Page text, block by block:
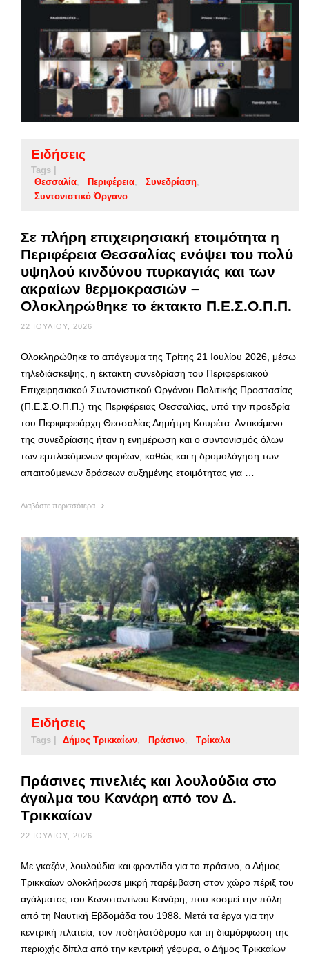
Ειδήσεις
Tags |
Θεσσαλία
Περιφέρεια
Συνεδρίαση
Συντονιστικό Όργανο
Σε πλήρη επιχειρησιακή ετοιμότητα η
Περιφέρεια Θεσσαλίας ενόψει του πολύ
υψηλού κινδύνου πυρκαγιάς και των
ακραίων θερμοκρασιών –
Ολοκληρώθηκε το έκτακτο Π.Ε.Σ.Ο.Π.Π.
22 ΙΟΥΛΊΟΥ, 2026
Ολοκληρώθηκε το απόγευμα της Τρίτης 21 Ιουλίου 2026, μέσω
τηλεδιάσκεψης, η έκτακτη συνεδρίαση του Περιφερειακού
Επιχειρησιακού Συντονιστικού Οργάνου Πολιτικής Προστασίας
(Π.Ε.Σ.Ο.Π.Π.) της Περιφέρειας Θεσσαλίας, υπό την προεδρία
του Περιφερειάρχη Θεσσαλίας Δημήτρη Κουρέτα. Αντικείμενο
της συνεδρίασης ήταν η ενημέρωση και ο συντονισμός όλων
των εμπλεκόμενων φορέων, καθώς και η δρομολόγηση των
απαιτούμενων δράσεων αυξημένης ετοιμότητας για …
Διαβάστε περισσότερα
Ειδήσεις
Tags | Δήμος Τρικκαίων Πράσινο Τρίκαλα
Πράσινες πινελιές και λουλούδια στο
άγαλμα του Κανάρη από τον Δ.
Τρικκαίων
22 ΙΟΥΛΊΟΥ, 2026
Με γκαζόν, λουλούδια και φροντίδα για το πράσινο, ο Δήμος
Τρικκαίων ολοκλήρωσε μικρή παρέμβαση στον χώρο πέριξ του
αγάλματος του Κωνσταντίνου Κανάρη, που κοσμεί την πόλη
από τη Ναυτική Εβδομάδα του 1988. Μετά τα έργα για την
κεντρική πλατεία, τον ποδηλατόδρομο και τη διαμόρφωση της
περιοχής δίπλα από την κεντρική γέφυρα, ο Δήμος Τρικκαίων